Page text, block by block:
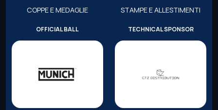
COPPE E MEDAGLIE STAMPE E ALLESTIMENTI
OFFICIAL BALL TECHNICAL SPONSOR